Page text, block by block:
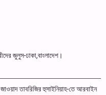
জুলুস-ঢাকা,বাংলাদেশ।
তাবরিজির হুসাইনিয়াহ-তে আরবাইন